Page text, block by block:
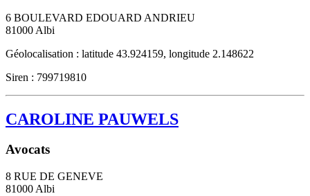
6 BOULEVARD EDOUARD ANDRIEU
81000 Albi
Géolocalisation : latitude 43.924159, longitude 2.148622
Siren : 799719810
CAROLINE PAUWELS
Avocats
8 RUE DE GENEVE
81000 Albi